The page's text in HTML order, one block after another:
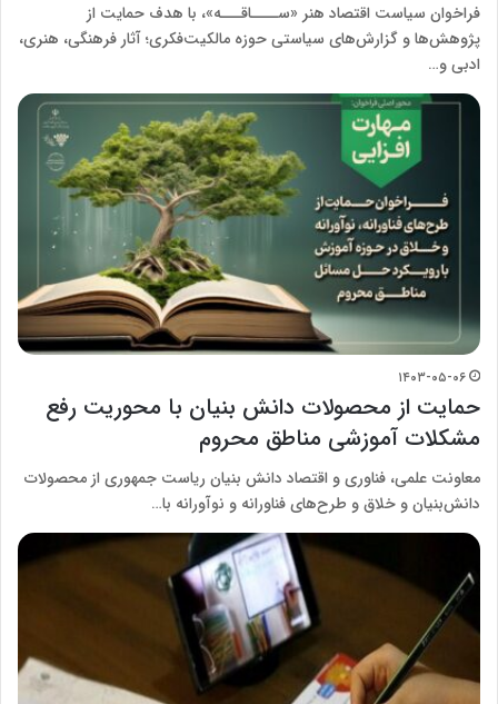
فراخوان سیاست اقتصاد هنر «ســــاقـــه»، با هدف حمایت از
پژوهش‌ها و گزارش‌های سیاستی حوزه مالکیت‌فکری؛ آثار فرهنگی، هنری،
ادبی و…
۱۴۰۳-۰۵-۰۶
حمایت از محصولات دانش بنیان با محوریت رفع
مشکلات آموزشی مناطق محروم
معاونت علمی، فناوری و اقتصاد دانش بنیان ریاست جمهوری از محصولات
دانش‌بنیان و خلاق و طرح‌های فناورانه و نوآورانه با…